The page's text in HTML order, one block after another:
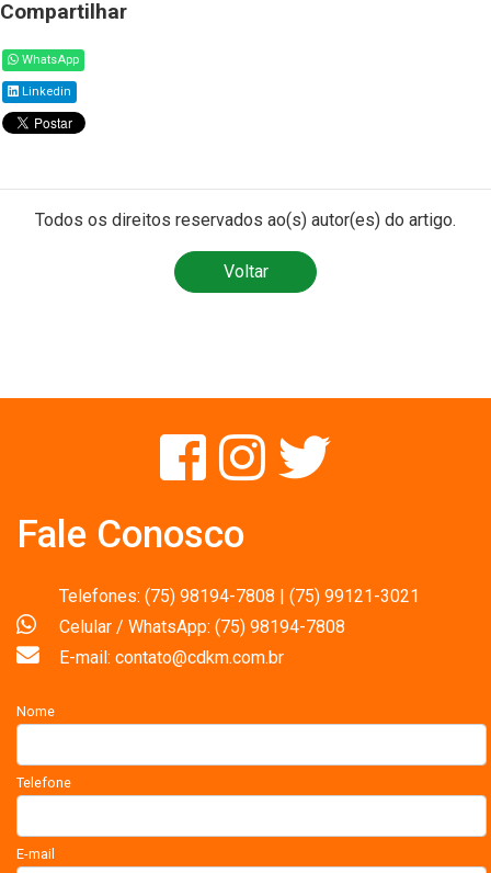
Compartilhar
WhatsApp
Linkedin
Todos os direitos reservados ao(s) autor(es) do artigo.
Voltar
Fale Conosco
Telefones: (75) 98194-7808 | (75) 99121-3021
Celular / WhatsApp: (75) 98194-7808
E-mail: contato@cdkm.com.br
Nome
Telefone
E-mail